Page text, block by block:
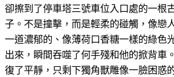
卻擦到了停車塔三號車位入口處的一根
子。不是撞擊，而是輕柔的碰觸，像戀
一道濃郁的、像薄荷口香糖一樣的綠色
出來，瞬間吞噬了何手殘和他的掀背車
復了平靜，只剩下獨角獸雕像一臉困惑